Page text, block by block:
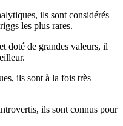
ils sont considérés
les plus rares.
doté de grandes valeurs, il
ils sont à la fois très
ils sont connus pour